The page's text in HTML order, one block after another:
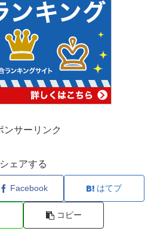
ンサーリンク
シェアする
Facebook はてブ
コピー